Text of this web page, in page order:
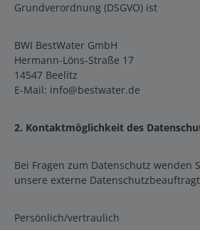
Grundverordnung (DSGVO) ist
BWI BestWater GmbH
Hermann-Löns-Straße 17
14547 Beelitz
E-Mail: info@bestwater.de
2. Kontaktmöglichkeit des
Bei Fragen zum Datenschutz wenden
unsere externe
Persönlich/vertraulich